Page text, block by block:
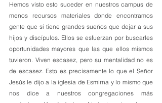
Hemos visto esto suceder en nuestros campus de
menos recursos materiales donde encontramos
gente que sí tiene grandes sueños que dejar a sus
hijos y discípulos. Ellos se esfuerzan por buscarles
oportunidades mayores que las que ellos mismos
tuvieron. Viven escasez, pero su mentalidad no es
de escasez. Esto es precisamente lo que el Señor
Jesús le dijo a la iglesia de Esmirna y lo mismo que
nos dice a nuestros congregaciones más